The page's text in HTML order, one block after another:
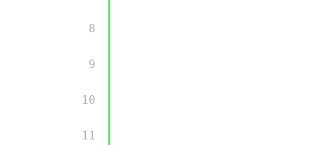
        8
        9
        10
        11